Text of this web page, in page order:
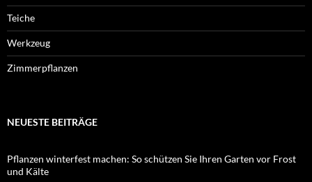
Teiche
Werkzeug
Zimmerpflanzen
NEUESTE BEITRÄGE
Pflanzen winterfest machen: So schützen Sie Ihren Garten vor Frost
und Kälte